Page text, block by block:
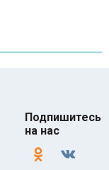
Подпишитесь
на нас
odnoklassniki
vkontakte